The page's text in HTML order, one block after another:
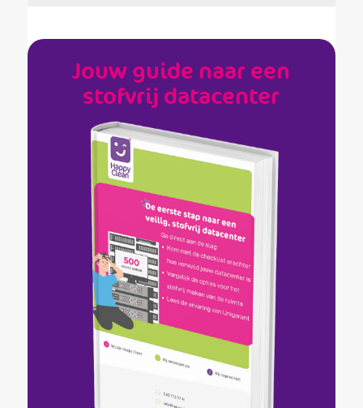
Jouw guide naar een
stofvrij datacenter